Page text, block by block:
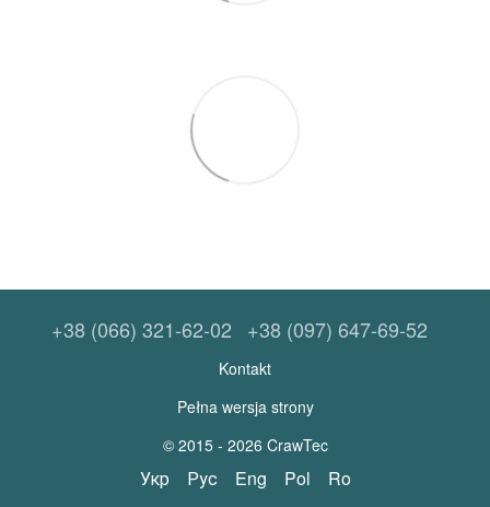
+38 (066) 321-62-02 +38 (097) 647-69-52
Kontakt
Pełna wersja strony
© 2015 - 2026 CrawTec
Укр Рус Eng Pol Ro